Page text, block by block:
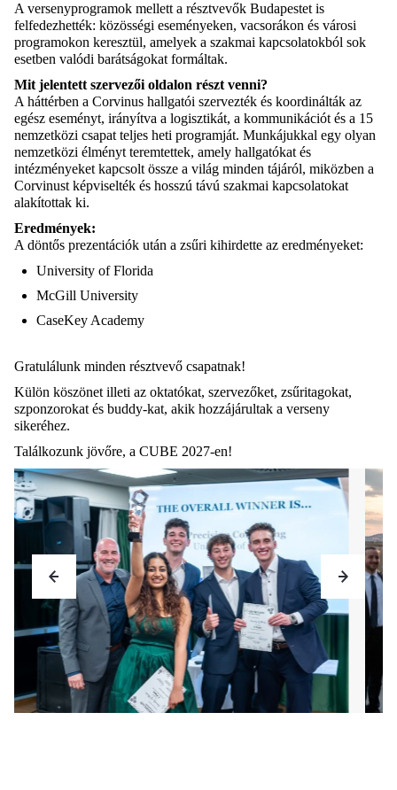
A versenyprogramok mellett a résztvevők Budapestet is
felfedezhették: közösségi eseményeken, vacsorákon és városi
programokon keresztül, amelyek a szakmai kapcsolatokból sok
esetben valódi barátságokat formáltak.
Mit jelentett szervezői oldalon részt venni?
A háttérben a Corvinus hallgatói szervezték és koordinálták az
egész eseményt, irányítva a logisztikát, a kommunikációt és a 15
nemzetközi csapat teljes heti programját. Munkájukkal egy olyan
nemzetközi élményt teremtettek, amely hallgatókat és
intézményeket kapcsolt össze a világ minden tájáról, miközben a
Corvinust képviselték és hosszú távú szakmai kapcsolatokat
alakítottak ki.
Eredmények:
A döntős prezentációk után a zsűri kihirdette az eredményeket:
University of Florida
McGill University
CaseKey Academy
Gratulálunk minden résztvevő csapatnak!
Külön köszönet illeti az oktatókat, szervezőket, zsűritagokat,
szponzorokat és buddy-kat, akik hozzájárultak a verseny
sikeréhez.
Találkozunk jövőre, a CUBE 2027-en!